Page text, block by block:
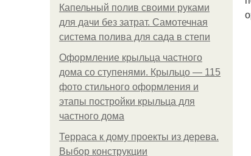
Капельный полив своими руками
для дачи без затрат. Самотечная
система полива для сада в степи
Оформление крыльца частного
дома со ступенями. Крыльцо — 115
фото стильного оформления и
этапы постройки крыльца для
частного дома
Терраса к дому проекты из дерева.
Выбор конструкции